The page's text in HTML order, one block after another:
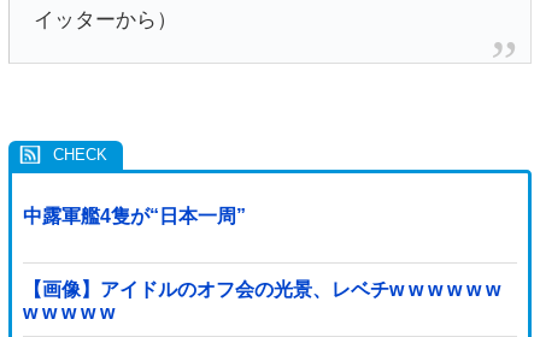
イッターから）
中露軍艦4隻が“日本一周”
【画像】アイドルのオフ会の光景、レベチw w w w w w
w w w w w